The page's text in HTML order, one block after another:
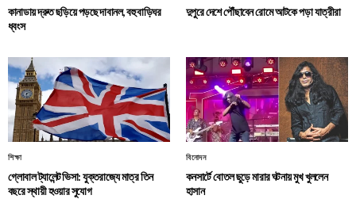
কানাডায় দ্রুত ছড়িয়ে পড়ছে দাবানল, বহু বাড়িঘর
ধ্বংস
দুপুরে দেশে পৌঁছাবেন রোমে আটকে পড়া যাত্রীরা
শিক্ষা
গ্লোবাল ট্যালেন্ট ভিসা: যুক্তরাজ্যে মাত্র তিন
বছরে স্থায়ী হওয়ার সুযোগ
বিনোদন
কনসার্টে বোতল ছুড়ে মারার ঘটনায় মুখ খুললেন
হাসান